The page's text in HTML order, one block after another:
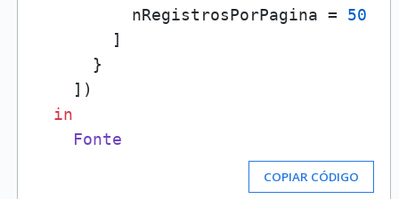
          nRegistrosPorPagina =
50
        ]
      }
    ])
in
Fonte
COPIAR CÓDIGO